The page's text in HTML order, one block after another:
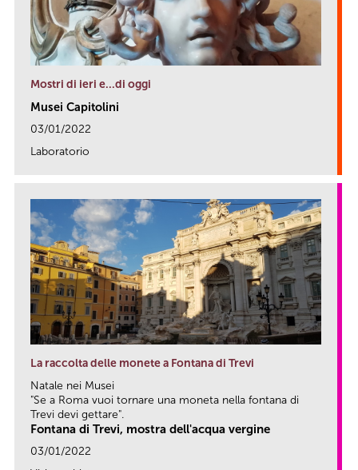
Mostri di ieri e...di oggi
Musei Capitolini
03/01/2022
Laboratorio
La raccolta delle monete a Fontana di Trevi
Natale nei Musei
"Se a Roma vuoi tornare una moneta nella fontana di
Trevi devi gettare".
Fontana di Trevi, mostra dell'acqua vergine
03/01/2022